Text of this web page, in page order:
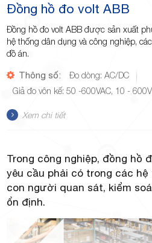
Hiệp
Đồng hồ đo volt ABB
Đồng hồ đo volt ABB được sản xuất
hệ thống dân dụng và công nghiệp,
đồ án.
Thông số:
Đo dòng: AC/DC
Giả đo vôn kế: 50 -600VAC, 10 -
Xem chi tiết
Trong công nghiệp, đồng hồ
yêu cầu phải có trong các
con người quan sát, kiểm
ổn định.